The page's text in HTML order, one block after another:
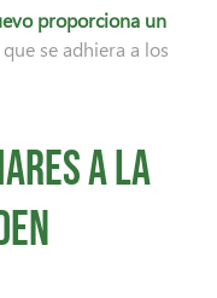
proporciona un
se adhiera a los
a la